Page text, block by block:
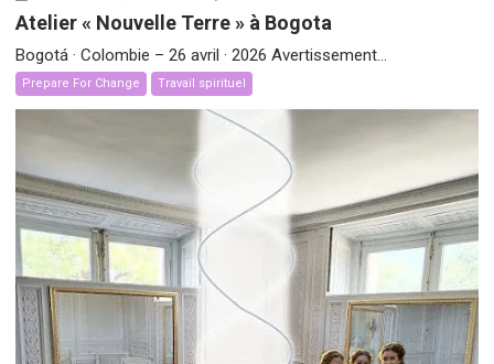
Atelier « Nouvelle Terre » à Bogota
Bogotá · Colombie – 26 avril · 2026 Avertissement...
Prepare For Change Travail spirituel